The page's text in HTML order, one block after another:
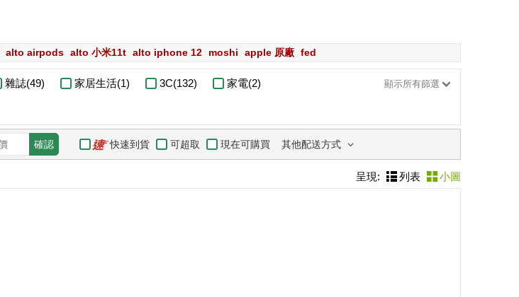
alto airpods alto 小米11t alto iphone 12 moshi apple 原廠 fed
雜誌(49) 家居生活(1) 3C(132) 家電(2) 顯示所有篩選
確認 快速到貨 可超取 現在可購買 其他配送方式
呈現: 列表 小圖